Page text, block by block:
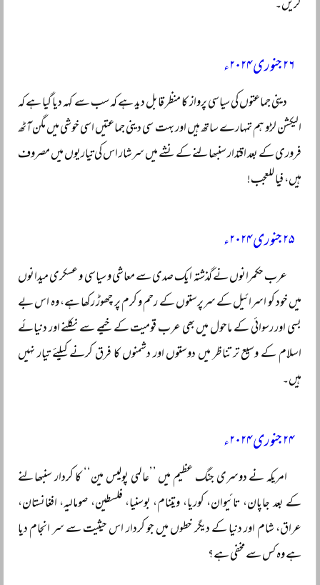
کریں۔
۲۶ جنوری ۲۰۲۴ء
دینی جماعتوں کی سیاسی پرواز کا منظر قابل دید ہے کہ سب سے کہہ دیا گیا ہے کہ
الیکشن لڑو ہم تمہارے ساتھ ہیں اور بہت سی دینی جماعتیں اسی خوشی میں مگن آٹھ
فروری کے بعد اقتدار سنبھالنے کے نشے میں سرشار اس کی تیاریوں میں مصروف
ہیں، فیا للعجب!
۲۵ جنوری ۲۰۲۴ء
عرب حکمرانوں نے گذشتہ ایک صدی سے معاشی و سیاسی و عسکری میدانوں
میں خود کو اسرائیل کے سرپرستوں کے رحم و کرم پر چھوڑ رکھا ہے، وہ اس بے
بسی اور رسوائی کے ماحول میں بھی عرب قومیت کے خیمے سے نکلنے اور دنیائے
اسلام کے وسیع تر تناظر میں دوستوں اور دشمنوں کا فرق کرنے کیلئے تیار نہیں
ہیں۔
۲۴ جنوری ۲۰۲۴ء
امریکہ نے دوسری جنگ عظیم میں ’’عالمی پولیس مین‘‘ کا کردار سنبھالنے
کے بعد جاپان، تائیوان، کوریا، ویتنام، بوسنیا، فلسطین، صومالیہ، افغانستان،
عراق، شام اور دنیا کے دیگر خطوں میں جو کردار اس حیثیت سے سر انجام دیا
ہے وہ کس سے مخفی ہے؟